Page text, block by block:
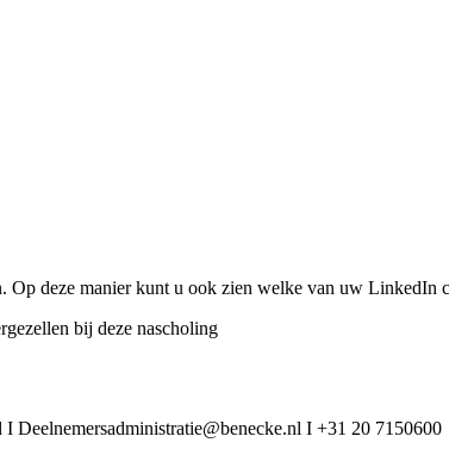
deze manier kunt u ook zien welke van uw LinkedIn
bij deze nascholing
Deelnemersadministratie@benecke.nl I +31 20 7150600